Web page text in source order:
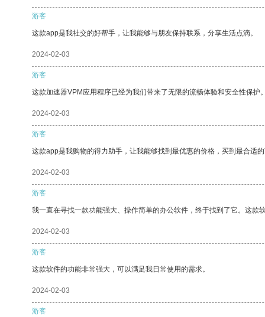
游客
这款app是我社交的好帮手，让我能够与朋友保持联系，分享生活点滴。
2024-02-03
游客
这款加速器VPM应用程序已经为我们带来了无限的流畅体验和安全性保护
2024-02-03
游客
这款app是我购物的得力助手，让我能够找到最优惠的价格，买到最合适
2024-02-03
游客
我一直在寻找一款功能强大、操作简单的办公软件，终于找到了它。这
2024-02-03
游客
这款软件的功能非常强大，可以满足我日常使用的需求。
2024-02-03
游客